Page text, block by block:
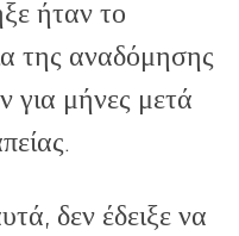
ήταν το
της αναδόμησης
για μήνες μετά
δεν έδειξε να